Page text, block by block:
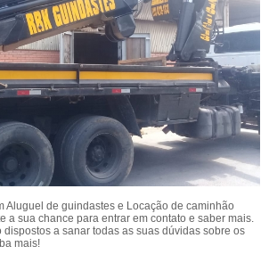
Aluguel de guindastes e Locação de caminhão
a sua chance para entrar em contato e saber mais.
dispostos a sanar todas as suas dúvidas sobre os
mais!